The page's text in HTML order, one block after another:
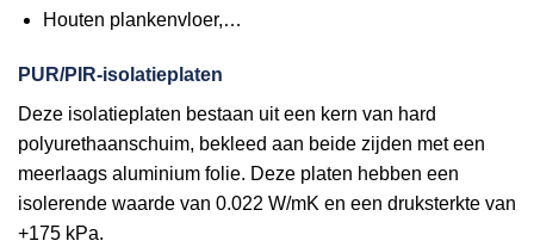
Houten plankenvloer,…
PUR/PIR-isolatieplaten
Deze isolatieplaten bestaan uit een kern van hard
polyurethaanschuim, bekleed aan beide zijden met een
meerlaags aluminium folie. Deze platen hebben een
isolerende waarde van 0.022 W/mK en een druksterkte van
+175 kPa.